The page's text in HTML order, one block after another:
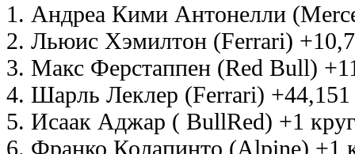
1. Андреа Кими Антонелли
2. Льюис Хэмилтон (Ferrari)
3. Макс Ферстаппен (Red Bull)
4. Шарль Леклер (Ferrari) +44,151
5. Исаак Аджар ( BullRed) +1 круг
6. Франко Колапинто (Alpine) +1